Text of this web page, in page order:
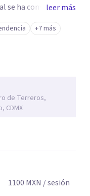
se ha convertido en
en mi, por la
que me han dado
objetivo para mis
y
leer más
+7 más
de Terreros,
CDMX
1100 MXN / sesión